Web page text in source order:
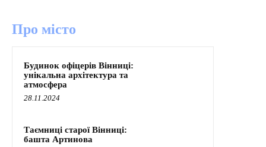
Про місто
Будинок офіцерів Вінниці:
унікальна архітектура та
атмосфера
28.11.2024
Таємниці старої Вінниці:
башта Артинова